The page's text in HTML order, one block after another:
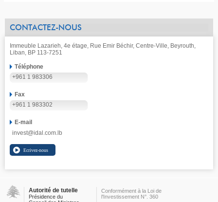
CONTACTEZ-NOUS
Immeuble Lazarieh, 4e étage, Rue Emir Béchir, Centre-Ville, Beyrouth,
Liban, BP 113-7251
Téléphone
+961 1 983306
Fax
+961 1 983302
E-mail
invest@idal.com.lb
Autorité de tutelle
Présidence du
Conformément à la Loi de
l'Investissement N°. 360